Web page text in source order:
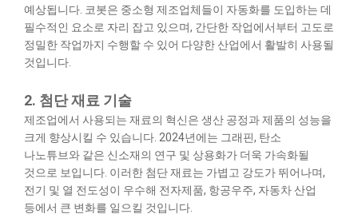
예상됩니다. 코봇은 중소형 제조업체들이 자동화를 도입하는 데
필수적인 요소로 자리 잡고 있으며, 간단한 작업에서부터 고도로
정밀한 작업까지 수행할 수 있어 다양한 산업에서 활발히 사용될
것입니다.
2. 첨단 재료 기술
제조업에서 사용되는 재료의 혁신은 생산 공정과 제품의 성능을
크게 향상시킬 수 있습니다. 2024년에는 그래핀, 탄소
나노튜브와 같은 신소재의 연구 및 상용화가 더욱 가속화될
것으로 보입니다. 이러한 첨단 재료는 가볍고 강도가 뛰어나며,
전기 및 열 전도성이 우수해 전자제품, 항공우주, 자동차 산업
등에서 큰 변화를 일으킬 것입니다.